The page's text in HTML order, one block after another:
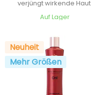
verjüngt wirkende Haut
Auf Lager
Neuheit
Mehr Größen